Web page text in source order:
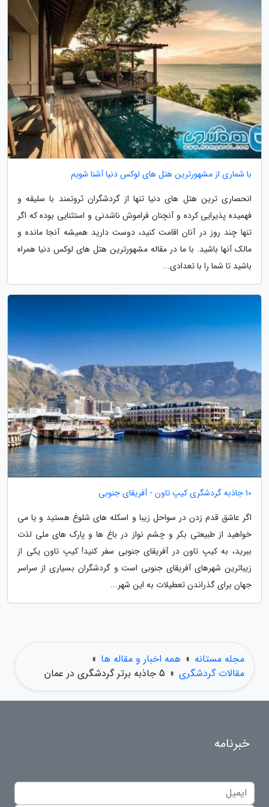
با شماری از مشهورترین هتل های لوکس دنیا آشنا شویم
انحصاری ترین هتل های دنیا تنها از گردشگران ثروتمند با سلیقه و
فهمیده پذیرایی کرده و آنچنان فراموش ناشدنی و استثنایی بوده که اگر
تنها چند روز در آنان اقامت کنید، دوست دارید همیشه آنجا مانده و
مالک آنها باشید. با ما در مقاله مشهورترین هتل های لوکس دنیا همراه
باشید تا شما را با تعدادی...
10 جاذبه گردشگری کیپ تاون - آفریقای جنوبی
اگر عاشق قدم زدن در سواحل زیبا و اسکله های شلوغ هستید و یا می
خواهید از طبیعتی بکر و چشم نواز در باغ ها و پارک های ملی لذت
ببرید، به کیپ تاون در آفریقای جنوبی سفر کنید! کیپ تاون یکی از
زیباترین شهرهای آفریقای جنوبی است و گردشگران بسیاری از سراسر
جهان برای گذراندن تعطیلات به این شهر...
مجله مستانه » همه اخبار و مقاله ها »
مقالات گردشگری » 5 جاذبه برتر گردشگری در عمان
خبرنامه